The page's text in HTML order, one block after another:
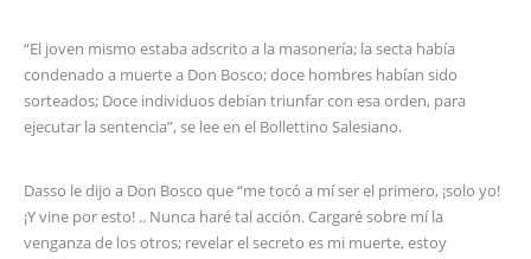
“El joven mismo estaba adscrito a la masonería; la secta había
condenado a muerte a Don Bosco; doce hombres habían sido
sorteados; Doce individuos debían triunfar con esa orden, para
ejecutar la sentencia”, se lee en el Bollettino Salesiano.
Dasso le dijo a Don Bosco que “me tocó a mí ser el primero, ¡solo yo!
¡Y vine por esto! .. Nunca haré tal acción. Cargaré sobre mí la
venganza de los otros; revelar el secreto es mi muerte, estoy